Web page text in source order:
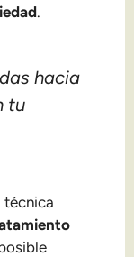
.
hacia
tu
técnica